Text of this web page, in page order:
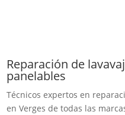
Reparación de
panelables
Técnicos expertos en
en Verges de todas las